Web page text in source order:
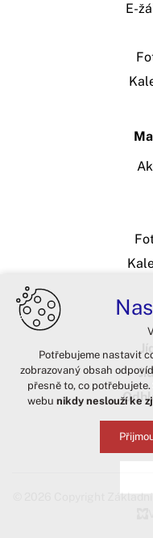
E-
© 2026 Copyright
Potřebujeme nastavit
zobrazovaný obsah
přesně to, co
webu nikdy neslouží ke